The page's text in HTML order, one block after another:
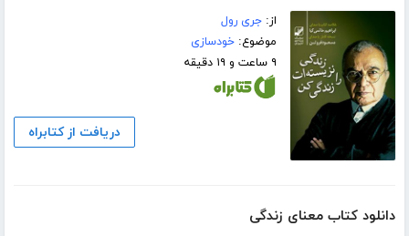
از:جری رول
موضوع:خودسازی
۹ ساعت و ۱۹ دقیقه
دریافت از کتابراه
دانلود کتاب معنای زندگی